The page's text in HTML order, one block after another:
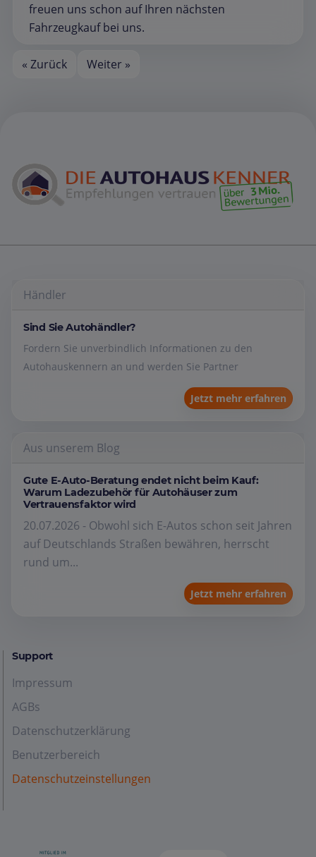
freuen uns schon auf Ihren nächsten
Fahrzeugkauf bei uns.
« Zurück Weiter »
Händler
Sind Sie Autohändler?
Fordern Sie unverbindlich Informationen zu den
Autohauskennern an und werden Sie Partner
Jetzt mehr erfahren
Aus unserem Blog
Gute E-Auto-Beratung endet nicht beim Kauf:
Warum Ladezubehör für Autohäuser zum
Vertrauensfaktor wird
20.07.2026 - Obwohl sich E-Autos schon seit Jahren
auf Deutschlands Straßen bewähren, herrscht
rund um...
Jetzt mehr erfahren
Support
Impressum
AGBs
Datenschutzerklärung
Benutzerbereich
Datenschutzeinstellungen